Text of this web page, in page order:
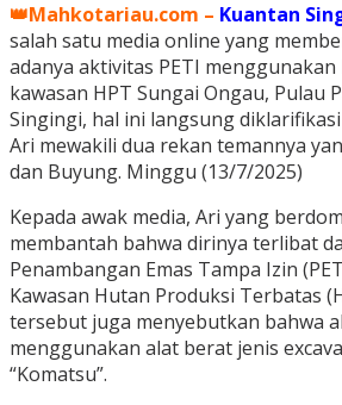
👑Mahkotariau.com – Kuantan
salah satu media online yang
adanya aktivitas PETI menggunakan
kawasan HPT Sungai Ongau, Pulau
Singingi, hal ini langsung
Ari mewakili dua rekan temannya
dan Buyung. Minggu (13/7/2025)
Kepada awak media, Ari yang
membantah bahwa dirinya terlibat
Penambangan Emas Tampa Izin
Kawasan Hutan Produksi Terbatas
tersebut juga menyebutkan bahwa
menggunakan alat berat jenis
“Komatsu”.